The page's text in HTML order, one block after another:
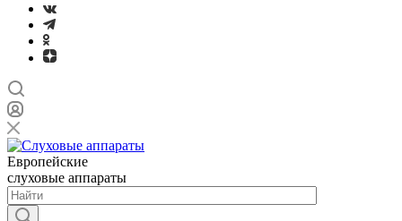
Европейские
слуховые аппараты